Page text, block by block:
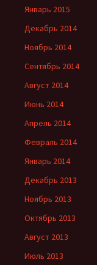
Январь 2015
Декабрь 2014
Ноябрь 2014
Сентябрь 2014
Август 2014
Июнь 2014
Апрель 2014
Февраль 2014
Январь 2014
Декабрь 2013
Ноябрь 2013
Октябрь 2013
Август 2013
Июль 2013